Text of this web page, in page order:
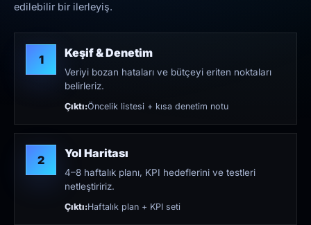
edilebilir bir ilerleyiş.
1 Keşif & Denetim
Veriyi bozan hataları ve bütçeyi eriten noktaları
belirleriz.
Çıktı:Öncelik listesi + kısa denetim notu
2 Yol Haritası
4–8 haftalık planı, KPI hedeflerini ve testleri
netleştiririz.
Çıktı:Haftalık plan + KPI seti